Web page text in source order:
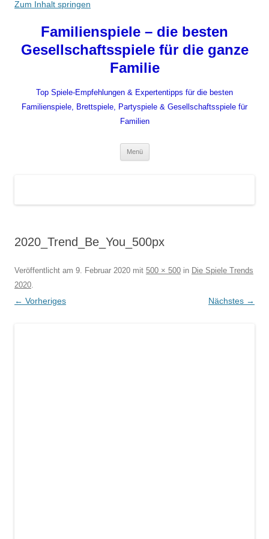
Zum Inhalt springen
Familienspiele – die besten
Gesellschaftsspiele für die ganze
Familie
Top Spiele-Empfehlungen & Expertentipps für die besten
Familienspiele, Brettspiele, Partyspiele & Gesellschaftsspiele für
Familien
Menü
2020_Trend_Be_You_500px
Veröffentlicht am 9. Februar 2020 mit 500 × 500 in Die Spiele Trends
2020.
← Vorheriges Nächstes →